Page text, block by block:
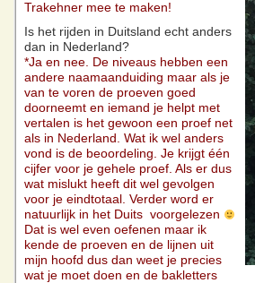
Trakehner mee te maken!
Is het rijden in Duitsland echt anders
dan in Nederland?
*Ja en nee. De niveaus hebben een
andere naamaanduiding maar als je
van te voren de proeven goed
doorneemt en iemand je helpt met
vertalen is het gewoon een proef net
als in Nederland. Wat ik wel anders
vond is de beoordeling. Je krijgt één
cijfer voor je gehele proef. Als er dus
wat mislukt heeft dit wel gevolgen
voor je eindtotaal. Verder word er
natuurlijk in het Duits voorgelezen
Dat is wel even oefenen maar ik
kende de proeven en de lijnen uit
mijn hoofd dus dan weet je precies
wat je moet doen en de bakletters